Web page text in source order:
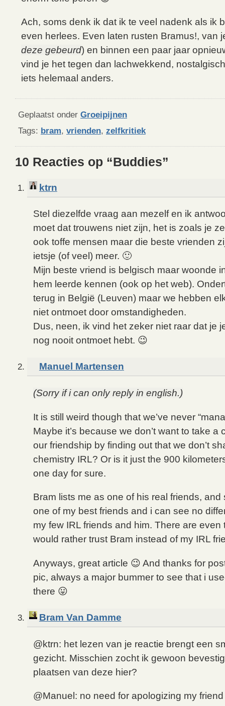
Ach, soms denk ik dat ik te veel nadenk als ik
even herlees. Even laten rusten Bramus!, van
deze gebeurd) en binnen een paar jaar
vind je het tegen dan lachwekkend,
iets helemaal anders.
Geplaatst onder Groeipijnen
Tags: bram, vrienden, zelfkritiek
10 Reacties op “Buddies”
ktrn
Stel diezelfde vraag aan mezelf en ik
moet dat trouwens niet zijn, het is zoals je
ook toffe mensen maar die beste vrienden
ietsje (of veel) meer. 🙂
Mijn beste vriend is belgisch maar woonde
hem leerde kennen (ook op het web).
terug in België (Leuven) maar we hebben
niet ontmoet door omstandigheden.
Dus, neen, ik vind het zeker niet raar dat je
nog nooit ontmoet hebt. 😉
Manuel Martensen
(Sorry if i can only reply in english.)
It is still weird though that we’ve never
Maybe it’s because we don’t want to take a
our friendship by finding out that we don’t
chemistry IRL? Or is it just the 900
one day for sure.
Bram lists me as one of his real friends, and
one of my best friends and i can see no
my few IRL friends and him. There are even
would rather trust Bram instead of my IRL
Anyways, great article 😉 And thanks for
pic, always a major bummer to see that i
there 😛
Bram Van Damme
@ktrn: het lezen van je reactie brengt een
gezicht. Misschien zocht ik gewoon
plaatsen van deze hier?
@Manuel: no need for apologizing my